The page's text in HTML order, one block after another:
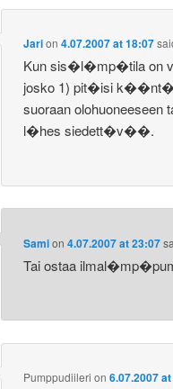
Jarion4.07.2007 at 18:07
Kun sis�l�mp�tila on
josko 1) pit�isi
suoraan
l�hes siedett�v��.
Samion4.07.2007 at 23:07
Tai ostaa
Pumppudiileri on6.07.2007